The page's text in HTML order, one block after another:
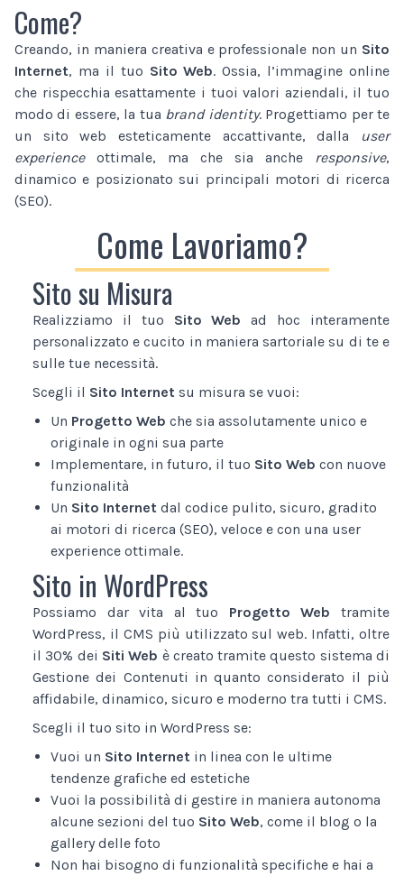
Come?
Creando, in maniera creativa e professionale non un Sito
Internet, ma il tuo Sito Web. Ossia, l’immagine online
che rispecchia esattamente i tuoi valori aziendali, il tuo
modo di essere, la tua brand identity. Progettiamo per te
un sito web esteticamente accattivante, dalla
user
experienceottimale, ma che sia anche responsive,
dinamico e posizionato sui principali motori di ricerca
(SEO).
Come Lavoriamo?
Sito su Misura
Realizziamo il tuo Sito Web ad hoc interamente
personalizzato e cucito in maniera sartoriale su di te e
sulle tue necessità.
Scegli il Sito Internet su misura se vuoi:
Un Progetto Web che sia assolutamente unico e
originale in ogni sua parte
Implementare, in futuro, il tuo Sito Web con nuove
funzionalità
Un Sito Internet dal codice pulito, sicuro, gradito
ai motori di ricerca (SEO), veloce e con una user
experience ottimale.
Sito in WordPress
Possiamo dar vita al tuo Progetto Web tramite
WordPress, il CMS più utilizzato sul web. Infatti, oltre
il 30% dei Siti Web è creato tramite questo sistema di
Gestione dei Contenuti in quanto considerato il più
affidabile, dinamico, sicuro e moderno tra tutti i CMS.
Scegli il tuo sito in WordPress se:
Vuoi un Sito Internet in linea con le ultime
tendenze grafiche ed estetiche
Vuoi la possibilità di gestire in maniera autonoma
alcune sezioni del tuo Sito Web, come il blog o la
gallery delle foto
Non hai bisogno di funzionalità specifiche e hai a